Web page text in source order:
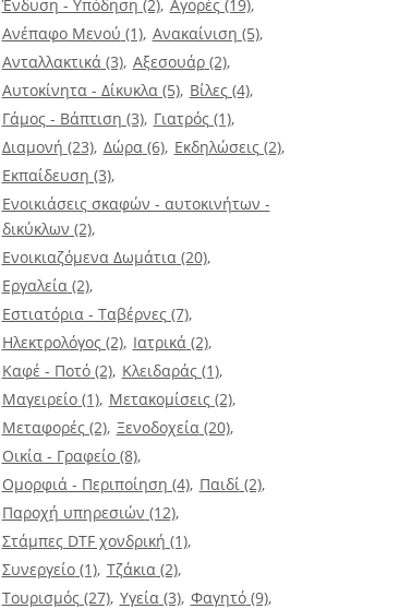
Ένδυση - Υπόδηση (2) Αγορές(19)
Ανέπαφο Μενού (1) Ανακαίνιση (5)
Ανταλλακτικά (3) Αξεσουάρ(2)
Αυτοκίνητα - Δίκυκλα (5) Βίλες(4)
Γάμος - Βάπτιση (3) Γιατρός(1)
Διαμονή (23) Δώρα (6) Εκδηλώσεις(2)
Εκπαίδευση (3)
Ενοικιάσεις σκαφών - αυτοκινήτων -
δικύκλων (2)
Ενοικιαζόμενα Δωμάτια (20)
Εργαλεία (2)
Εστιατόρια - Ταβέρνες(7)
Ηλεκτρολόγος(2) Ιατρικά (2)
Καφέ - Ποτό(2) Κλειδαράς(1)
Μαγειρείο(1) Μετακομίσεις(2)
Μεταφορές(2) Ξενοδοχεία (20)
Οικία - Γραφείο(8)
Ομορφιά - Περιποίηση (4) Παιδί (2)
Παροχή υπηρεσιών (12)
Στάμπες DTF χονδρική (1)
Συνεργείο(1) Τζάκια (2)
Τουρισμός(27) Υγεία (3) Φαγητό(9)